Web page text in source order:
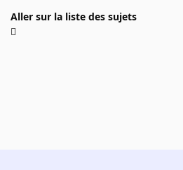
Aller sur la liste des sujets